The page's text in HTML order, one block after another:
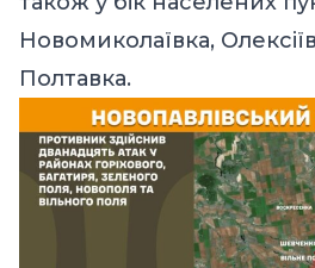
Новомиколаївка,
Полтавка.